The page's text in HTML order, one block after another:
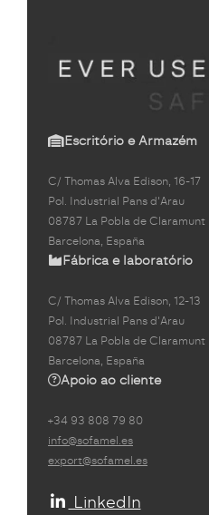
Escritório e Armazém
C/ Thomas Alva Edison, 16-17
Pol. Industrial Pans d'Arau
08787 La Pobla de Claramunt
Barcelona, España
Fábrica e laboratório
C/ Thomas Alva Edison, 12-13
Pol. Industrial Pans d'Arau
08787 La Pobla de Claramunt
Barcelona, España
Apoio ao cliente
+34 93 808 79 80
info@sofamel.es
export@sofamel.es
LinkedIn